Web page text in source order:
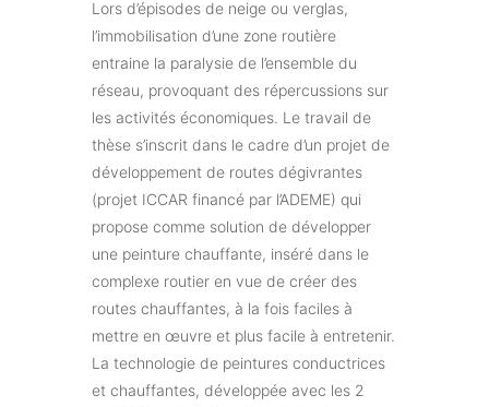
Lors d’épisodes de neige ou verglas,
l’immobilisation d’une zone routière
entraine la paralysie de l’ensemble du
réseau, provoquant des répercussions sur
les activités économiques. Le travail de
thèse s’inscrit dans le cadre d’un projet de
développement de routes dégivrantes
(projet ICCAR financé par l’ADEME) qui
propose comme solution de développer
une peinture chauffante, inséré dans le
complexe routier en vue de créer des
routes chauffantes, à la fois faciles à
mettre en œuvre et plus facile à entretenir.
La technologie de peintures conductrices
et chauffantes, développée avec les 2